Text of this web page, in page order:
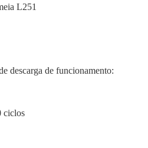
L251
descarga de funcionamento:
ciclos